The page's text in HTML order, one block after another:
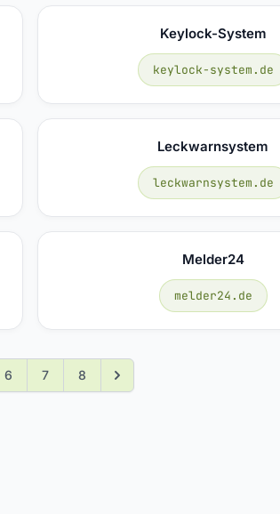
Keylock-System
keylock-system.de
Leckwarnsystem
leckwarnsystem.de
Melder24
melder24.de
6 7 8